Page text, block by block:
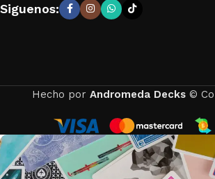
Siguenos:
Hecho por Andromeda Decks©